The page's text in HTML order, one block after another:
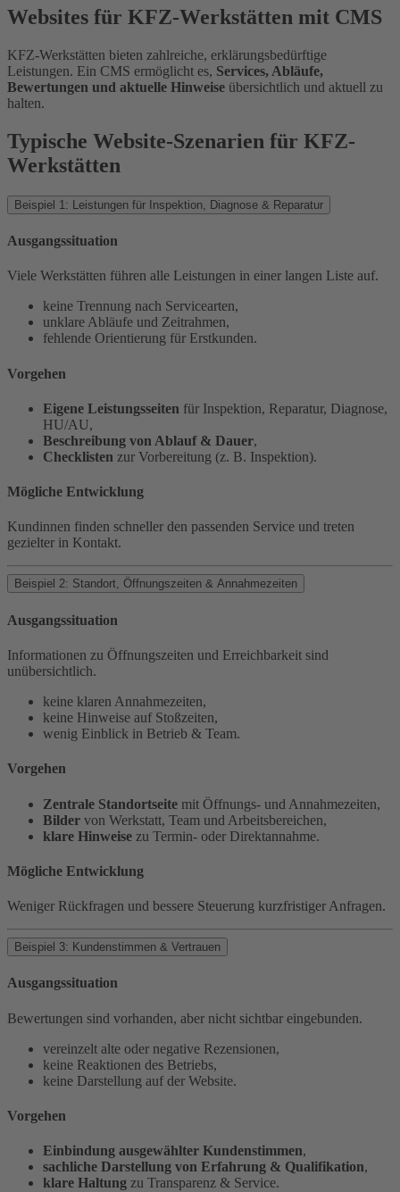
Websites für KFZ-Werkstätten mit CMS
KFZ-Werkstätten bieten zahlreiche, erklärungsbedürftige
Leistungen. Ein CMS ermöglicht es, Services, Abläufe,
Bewertungen und aktuelle Hinweise übersichtlich und aktuell zu
halten.
Typische Website-Szenarien für KFZ-
Werkstätten
Beispiel 1: Leistungen für Inspektion, Diagnose & Reparatur
Ausgangssituation
Viele Werkstätten führen alle Leistungen in einer langen Liste auf.
keine Trennung nach Servicearten,
unklare Abläufe und Zeitrahmen,
fehlende Orientierung für Erstkunden.
Vorgehen
Eigene Leistungsseiten für Inspektion, Reparatur, Diagnose,
HU/AU,
Beschreibung von Ablauf & Dauer,
Checklisten zur Vorbereitung (z. B. Inspektion).
Mögliche Entwicklung
Kundinnen finden schneller den passenden Service und treten
gezielter in Kontakt.
Beispiel 2: Standort, Öffnungszeiten & Annahmezeiten
Ausgangssituation
Informationen zu Öffnungszeiten und Erreichbarkeit sind
unübersichtlich.
keine klaren Annahmezeiten,
keine Hinweise auf Stoßzeiten,
wenig Einblick in Betrieb & Team.
Vorgehen
Zentrale Standortseite mit Öffnungs- und Annahmezeiten,
Bilder von Werkstatt, Team und Arbeitsbereichen,
klare Hinweise zu Termin- oder Direktannahme.
Mögliche Entwicklung
Weniger Rückfragen und bessere Steuerung kurzfristiger Anfragen.
Beispiel 3: Kundenstimmen & Vertrauen
Ausgangssituation
Bewertungen sind vorhanden, aber nicht sichtbar eingebunden.
vereinzelt alte oder negative Rezensionen,
keine Reaktionen des Betriebs,
keine Darstellung auf der Website.
Vorgehen
Einbindung ausgewählter Kundenstimmen,
sachliche Darstellung von Erfahrung & Qualifikation,
klare Haltung zu Transparenz & Service.